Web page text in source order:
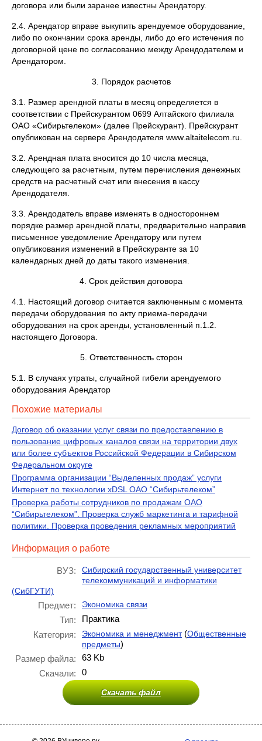
договора или были заранее известны Арендатору.
2.4. Арендатор вправе выкупить арендуемое оборудование,
либо по окончании срока аренды, либо до его истечения по
договорной цене по согласованию между Арендодателем и
Арендатором.
3. Порядок расчетов
3.1. Размер арендной платы в месяц определяется в
соответствии с Прейскурантом 0699 Алтайского филиала
ОАО «Сибирьтелеком» (далее Прейскурант). Прейскурант
опубликован на сервере Арендодателя www.altaitelecom.ru.
3.2. Арендная плата вносится до 10 числа месяца,
следующего за расчетным, путем перечисления денежных
средств на расчетный счет или внесения в кассу
Арендодателя.
3.3. Арендодатель вправе изменять в одностороннем
порядке размер арендной платы, предварительно направив
письменное уведомление Арендатору или путем
опубликования изменений в Прейскуранте за 10
календарных дней до даты такого изменения.
4. Срок действия договора
4.1. Настоящий договор считается заключенным с момента
передачи оборудования по акту приема-передачи
оборудования на срок аренды, установленный п.1.2.
настоящего Договора.
5. Ответственность сторон
5.1. В случаях утраты, случайной гибели арендуемого
оборудования Арендатор
Похожие материалы
Договор об оказании услуг связи по предоставлению в
пользование цифровых каналов связи на территории двух
или более субъектов Российской Федерации в Сибирском
Федеральном округе
Программа организации “Выделенных продаж” услуги
Интернет по технологии xDSL ОАО “Сибирьтелеком”
Проверка работы сотрудников по продажам ОАО
“Сибирьтелеком”. Проверка служб маркетинга и тарифной
политики. Проверка проведения рекламных мероприятий
Информация о работе
ВУЗ:
Сибирский государственный университет
телекоммуникаций и информатики
(СибГУТИ)
Предмет: Экономика связи
Тип:
Практика
Категория:
Экономика и менеджмент(Общественные
предметы)
Размер файла:
63 Kb
Скачали:
0
Скачать файл